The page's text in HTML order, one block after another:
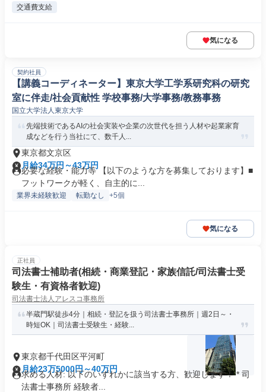
交通費支給
気になる
契約社員
【講義コーディネーター】東京大学工学系研究科の研究
室に伴走/社会貢献性 学校事務/大学事務/教務事務
国立大学法人東京大学
先端技術であるAIの社会実装や企業の次世代を担う人材や起業家育
成などを行う当社にて、数千人...
東京都文京区
月給34万円～43万円
必要な経験・能力等 【以下のような方を募集しております】■
フットワークが軽く、自主的に...
業界未経験歓迎 転勤なし +5個
気になる
正社員
司法書士補助者(相続・商業登記・家族信託/司法書士受
験生・有資格者歓迎)
司法書士法人アレスコ事務所
半蔵門駅徒歩4分｜相続・登記を扱う司法書士事務所｜週2日～・
時短OK｜司法書士受験生・経験...
東京都千代田区平河町
月給23万5000円～40万円
求める人材: 以下のいずれかに該当する方、歓迎します！ * 司
法書士事務所 経験者...